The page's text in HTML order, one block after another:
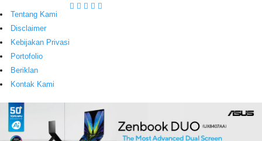
Tentang Kami
Disclaimer
Kebijakan Privasi
Portofolio
Beriklan
Kontak Kami